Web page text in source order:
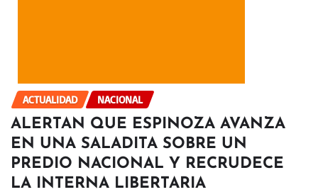
ACTUALIDAD NACIONAL
ALERTAN QUE ESPINOZA AVANZA
EN UNA SALADITA SOBRE UN
PREDIO NACIONAL Y RECRUDECE
LA INTERNA LIBERTARIA